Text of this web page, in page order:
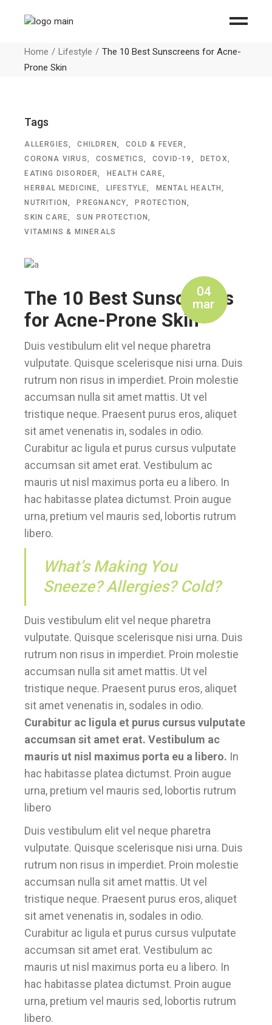
Home Lifestyle
The 10 Best Sunscreens for Acne-
Prone Skin
Tags
ALLERGIES CHILDREN
COLD & FEVER
CORONA VIRUS
COSMETICS COVID-19
DETOX
EATING DISORDER
HEALTH CARE
HERBAL MEDICINE
LIFESTYLE
MENTAL HEALTH
NUTRITION
PREGNANCY
PROTECTION
SKIN CARE
SUN PROTECTION
VITAMINS & MINERALS
04
mar
The 10 Best Sunscreens
for Acne-Prone Skin
Duis vestibulum elit vel neque pharetra
vulputate. Quisque scelerisque nisi urna. Duis
rutrum non risus in imperdiet. Proin molestie
accumsan nulla sit amet mattis. Ut vel
tristique neque. Praesent purus eros, aliquet
sit amet venenatis in, sodales in odio.
Curabitur ac ligula et purus cursus vulputate
accumsan sit amet erat. Vestibulum ac
mauris ut nisl maximus porta eu a libero. In
hac habitasse platea dictumst. Proin augue
urna, pretium vel mauris sed, lobortis rutrum
libero.
What’s Making You
Sneeze? Allergies? Cold?
Duis vestibulum elit vel neque pharetra
vulputate. Quisque scelerisque nisi urna. Duis
rutrum non risus in imperdiet. Proin molestie
accumsan nulla sit amet mattis. Ut vel
tristique neque. Praesent purus eros, aliquet
sit amet venenatis in, sodales in odio.
Curabitur ac ligula et purus cursus vulputate
accumsan sit amet erat. Vestibulum ac
mauris ut nisl maximus porta eu a libero. In
hac habitasse platea dictumst. Proin augue
urna, pretium vel mauris sed, lobortis rutrum
libero
Duis vestibulum elit vel neque pharetra
vulputate. Quisque scelerisque nisi urna. Duis
rutrum non risus in imperdiet. Proin molestie
accumsan nulla sit amet mattis. Ut vel
tristique neque. Praesent purus eros, aliquet
sit amet venenatis in, sodales in odio.
Curabitur ac ligula et purus cursus vulputate
accumsan sit amet erat. Vestibulum ac
mauris ut nisl maximus porta eu a libero. In
hac habitasse platea dictumst. Proin augue
urna, pretium vel mauris sed, lobortis rutrum
libero.